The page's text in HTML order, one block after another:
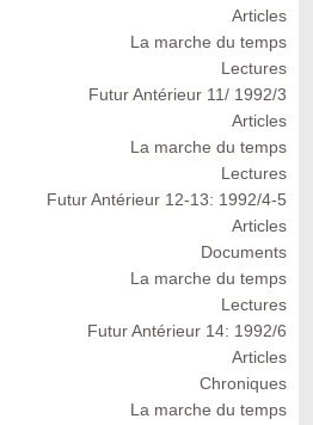
Articles
La marche du temps
Lectures
Futur Antérieur 11/ 1992/3
Articles
La marche du temps
Lectures
Futur Antérieur 12-13: 1992/4-5
Articles
Documents
La marche du temps
Lectures
Futur Antérieur 14: 1992/6
Articles
Chroniques
La marche du temps